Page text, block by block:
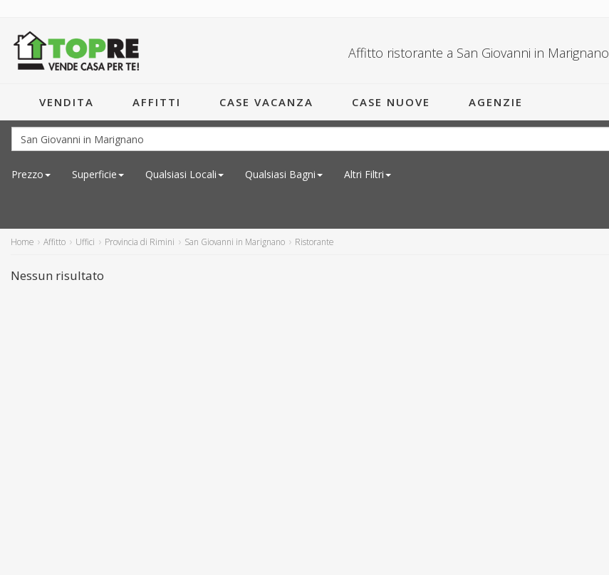
Affitto ristorante a San Giovanni in Marignano
VENDITA AFFITTI CASE VACANZA CASE NUOVE AGENZIE
Prezzo Superficie Qualsiasi Locali Qualsiasi Bagni Altri Filtri
Home Affitto Uffici Provincia di Rimini San Giovanni in Marignano Ristorante
Nessun risultato